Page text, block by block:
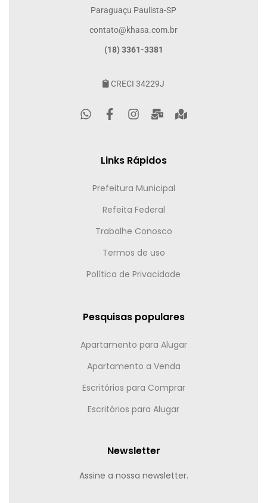
Paraguaçu Paulista-SP
contato@khasa.com.br
(18) 3361-3381
CRECI 34229J
Links Rápidos
Prefeitura Municipal
Refeita Federal
Trabalhe Conosco
Termos de uso
Política de Privacidade
Pesquisas populares
Apartamento para Alugar
Apartamento a Venda
Escritórios para Comprar
Escritórios para Alugar
Newsletter
Assine a nossa newsletter.